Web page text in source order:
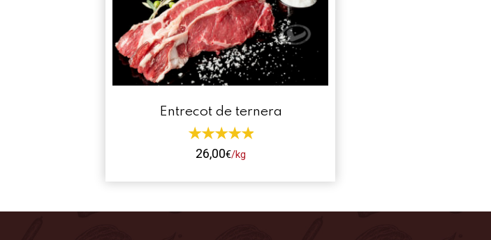
Entrecot de ternera
26,00€/kg
Este
tiene